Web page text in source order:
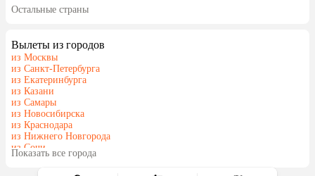
Мальдивы
Шри-Ланка
Азербайджан
Индия
Катар
Киргизия
Саудовская Аравия
Таджикистан
Болгария
Остальные страны
Вылеты из городов
из Москвы
из Санкт-Петербурга
из Екатеринбурга
из Казани
из Самары
из Новосибирска
из Краснодара
из Нижнего Новгорода
из Сочи
из Тюмени
Показать все города